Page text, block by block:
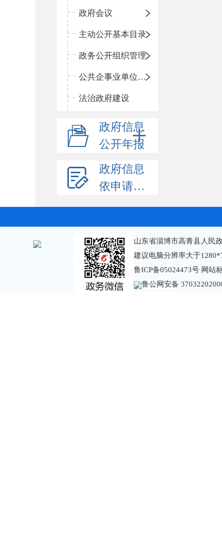
政府会议
主动公开基本目录
政务公开组织管理
公共企事业单位信息公开
法治政府建设
政府信息
公开年报
政府信息
依申请公开
山东省淄博市高青县人民
建议电脑分辨率大于
鲁ICP备05024473号 网站
鲁公网安备